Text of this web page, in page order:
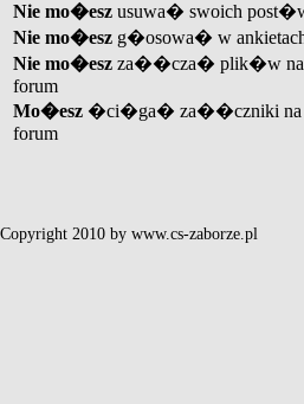
Nie mo�esz usuwa� swoich
Nie mo�esz g�osowa� w
Nie mo�esz za��cza� plik�w na
forum
Mo�esz �ci�ga� za��czniki na
forum
Copyright 2010 by www.cs-zaborze.pl